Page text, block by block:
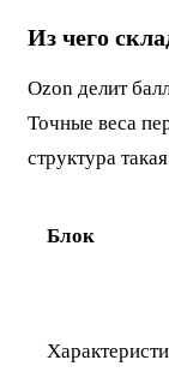
Из чего
Ozon делит
Точные веса
структура
Блок